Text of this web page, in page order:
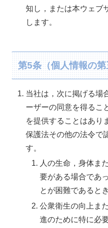
知し，または本ウェブ
します。
第5条（個人情報の第
当社は，次に掲げる場
ーザーの同意を得るこ
を提供することはあり
保護法その他の法令で
す。
人の生命，身体ま
要がある場合であ
とが困難であるとき
公衆衛生の向上ま
進のために特に必